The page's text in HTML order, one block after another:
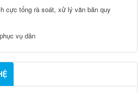
cực tổng rà soát, xử lý văn bản quy
vụ dân